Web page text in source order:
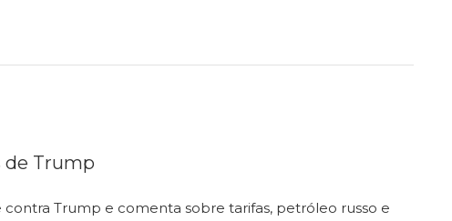
de Trump
Trump e comenta sobre tarifas, petróleo russo e